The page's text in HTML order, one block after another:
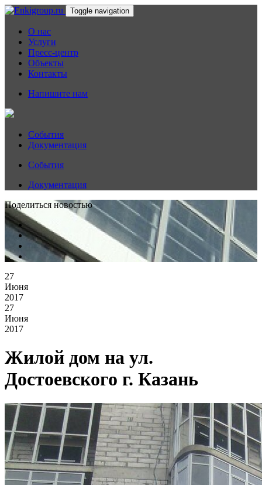
Toggle navigation
О нас
Услуги
Пресс-центр
Объекты
Контакты
Напишите нам
События
Документация
События
Документация
Поделиться новостью
27
Июня
2017
27
Июня
2017
Жилой дом на ул.
Достоевского г. Казань